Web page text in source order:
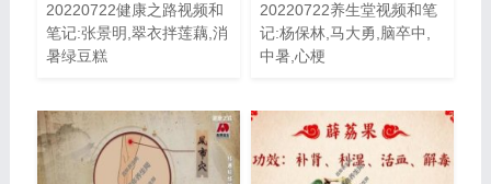
20220722健康之路视频和
笔记:张景明,翠衣拌莲藕,消
暑绿豆糕
20220722养生堂视频和笔
记:杨保林,马大勇,脑卒中,
中暑,心梗